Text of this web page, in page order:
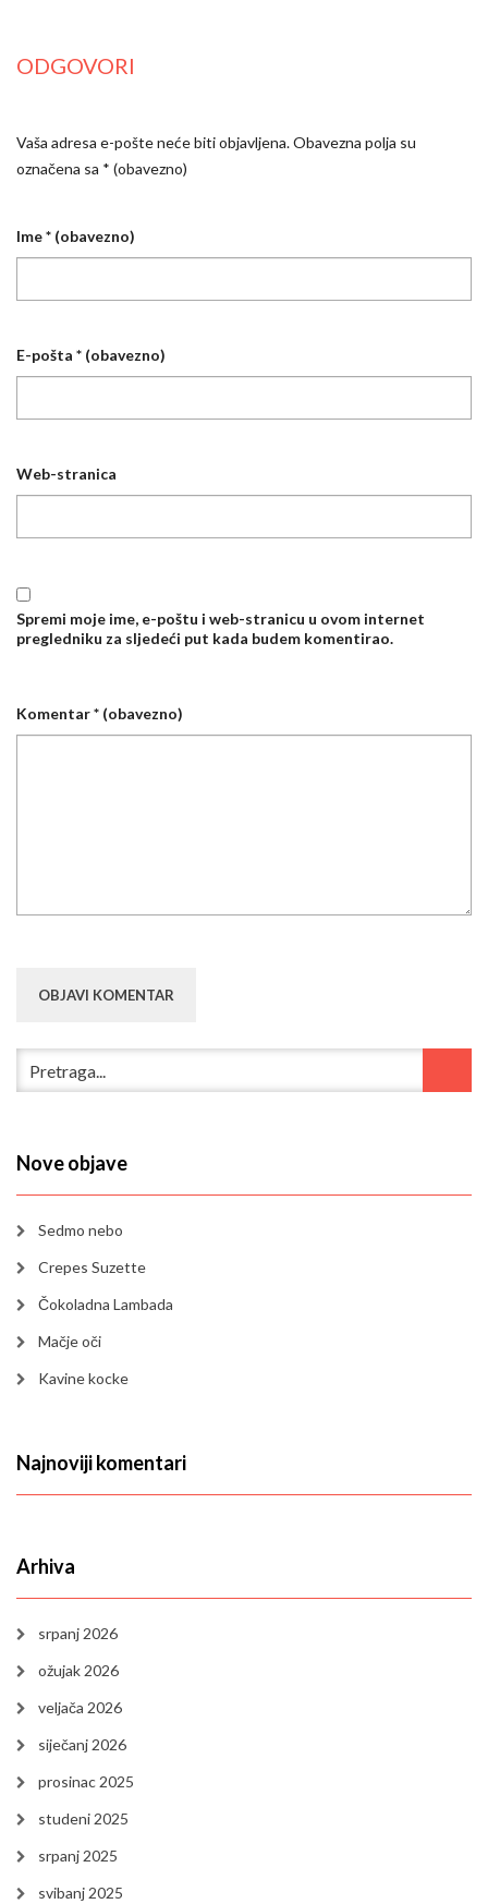
ODGOVORI
Vaša adresa e-pošte neće biti objavljena.Obavezna polja su
označena sa * (obavezno)
Ime* (obavezno)
E-pošta * (obavezno)
Web-stranica
Spremi moje ime, e-poštu i web-stranicu u ovom internet
pregledniku za sljedeći put kada budem komentirao.
Komentar* (obavezno)
Nove objave
Sedmo nebo
Crepes Suzette
Čokoladna Lambada
Mačje oči
Kavine kocke
Najnoviji komentari
Arhiva
srpanj 2026
ožujak 2026
veljača 2026
siječanj 2026
prosinac 2025
studeni 2025
srpanj 2025
svibanj 2025